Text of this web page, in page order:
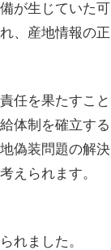
が生じていた可
、産地情報の正
任を果たすこと
体制を確立する
偽装問題の解決
えられます。
れました。